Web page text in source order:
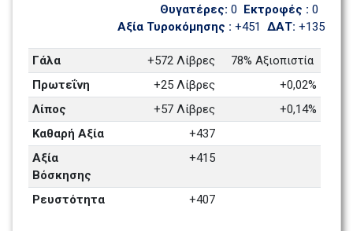
Θυγατέρες: 0 Εκτροφές : 0
Αξία Τυροκόμησης : +451 ΔΑΤ: +135
Γάλα +572 Λίβρες
78% Αξιοπιστία
Πρωτεΐνη
+25 Λίβρες
+0,02%
Λίπος
+57 Λίβρες
+0,14%
Καθαρή Αξία
+437
Αξία
Βόσκησης
+415
Ρευστότητα +407